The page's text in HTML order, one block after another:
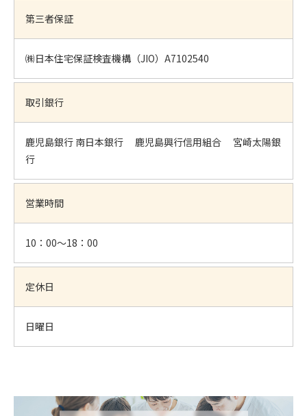
第三者保証
㈱日本住宅保証検査機構（JIO）A7102540
取引銀行
鹿児島銀行 南日本銀行 鹿児島興行信用組合 宮崎太陽銀
行
営業時間
10：00～18：00
定休日
日曜日